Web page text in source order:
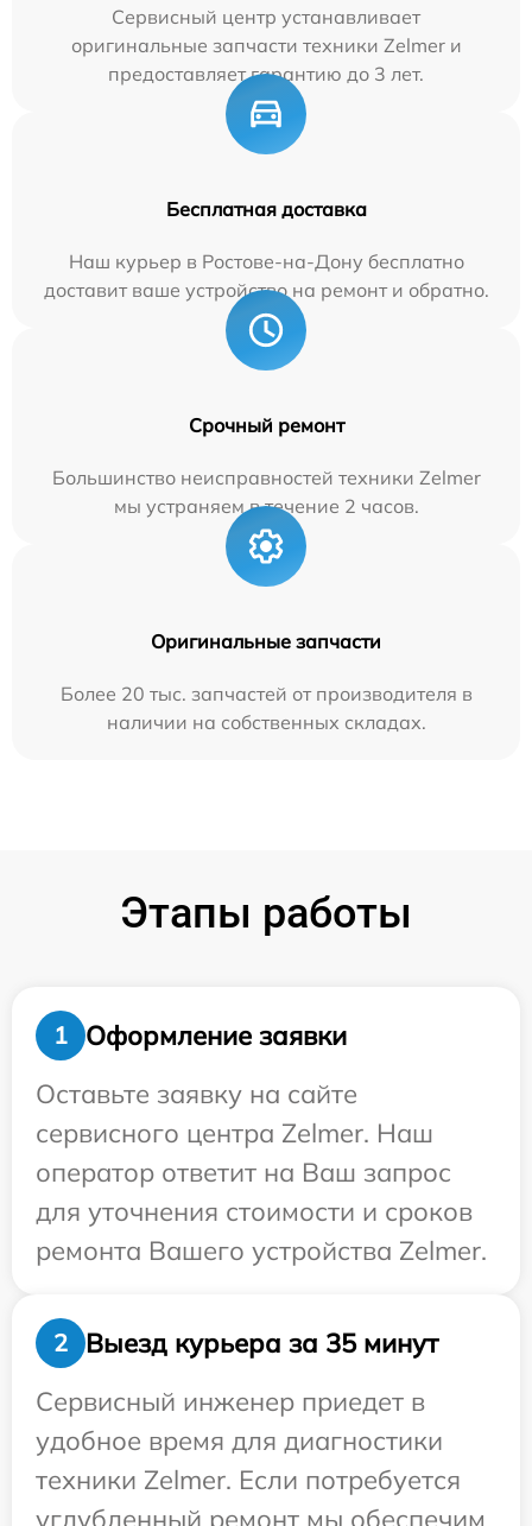
Сервисный центр устанавливает
оригинальные запчасти техники Zelmer и
предоставляет гарантию до 3 лет.
Бесплатная доставка
Наш курьер в Ростове-на-Дону бесплатно
доставит ваше устройство на ремонт и обратно.
Срочный ремонт
Большинство неисправностей техники Zelmer
мы устраняем в течение 2 часов.
Оригинальные запчасти
Более 20 тыс. запчастей от производителя в
наличии на собственных складах.
Этапы работы
1
Оформление заявки
Оставьте заявку на сайте
сервисного центра Zelmer. Наш
оператор ответит на Ваш запрос
для уточнения стоимости и сроков
ремонта Вашего устройства Zelmer.
2
Выезд курьера за 35 минут
Сервисный инженер приедет в
удобное время для диагностики
техники Zelmer. Если потребуется
углубленный ремонт мы обеспечим